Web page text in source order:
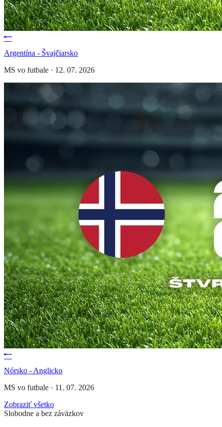
Argentína - Švajčiarsko
MS vo futbale · 12. 07. 2026
Nórsko - Anglicko
MS vo futbale · 11. 07. 2026
Zobraziť všetko
Slobodne a bez záväzkov